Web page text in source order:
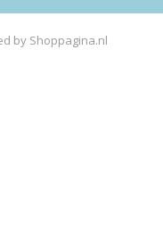
by Shoppagina.nl